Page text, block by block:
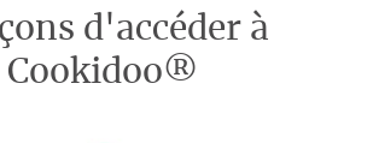
d'accéder à
Cookidoo®